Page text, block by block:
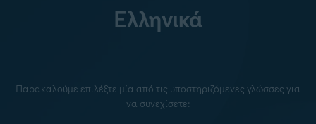
Ελληνικά
Παρακαλούμε επιλέξτε μία από τις υποστηριζόμενες γλώσσες για
να συνεχίσετε: